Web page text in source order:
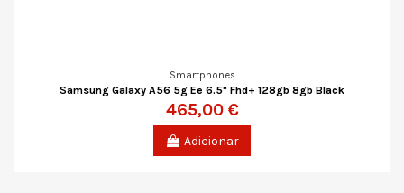
Smartphones
Samsung Galaxy A56 5g Ee 6.5" Fhd+ 128gb 8gb Black
465,00 €
Adicionar